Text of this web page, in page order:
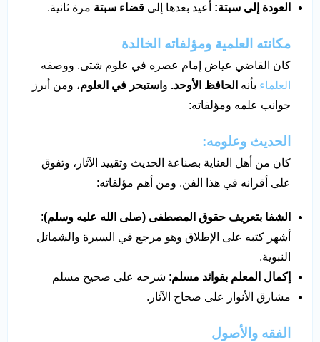
العودة إلى سبتة: أعيد بعدها إلى قضاء سبتة مرة ثانية.
مكانته العلمية ومؤلفاته الخالدة
كان القاضي عياض إمام عصره في علوم شتى. ووصفه
العلماء بأنه الحافظ الأوحد. و استبحر في العلوم، ومن أبرز
جوانب علمه ومؤلفاته:
الحديث وعلومه:
كان من أهل العناية بصناعة الحديث وتقييد الآثار، وتفوق
على أقرانه في هذا الفن. ومن أهم مؤلفاته:
الشفا بتعريف حقوق المصطفى (صلى الله عليه وسلم):
أشهر كتبه على الإطلاق وهو مرجع في السيرة والشمائل
النبوية.
إكمال المعلم بفوائد مسلم: شرحه على صحيح مسلم
مشارق الأنوار على صحاح الآثار.
الفقه والأصول